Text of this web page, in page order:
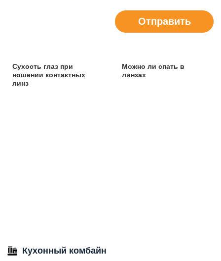
Отправить
Сухость глаз при
ношении контактных
линз
Можно ли спать в
линзах
Кухонный комбайн